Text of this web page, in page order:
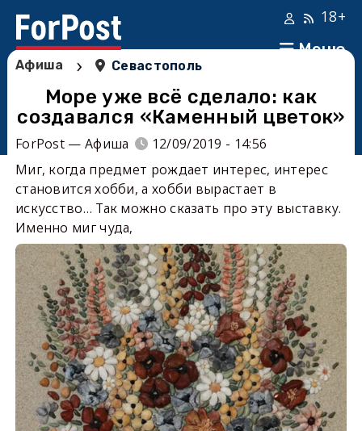
Меню
18+
Афиша › Севастополь
Море уже всё сделало: как
создавался «Каменный цветок»
ForPost — Афиша
12/09/2019 - 14:56
Миг, когда предмет рождает интерес, интерес
становится хобби, а хобби вырастает в
искусство… Так можно сказать про эту выставку.
Именно миг чуда,